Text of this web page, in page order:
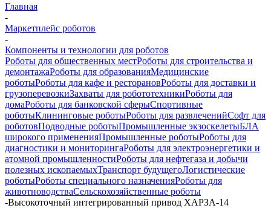
Главная
-
Маркетплейс роботов
-
Компоненты и технологии для роботов
Роботы для общественных местРоботы для строительства и
демонтажаРоботы для образованияМедицинские
роботыРоботы для кафе и ресторановРоботы для доставки и
грузоперевозкиЗахваты для робототехникиРоботы для
домаРоботы для банковской сферыСпортивные
роботыКлининговые роботыРоботы для развлеченийСофт для
роботовПодводные роботыПромышленные экзоскелетыБЛА
широкого примененияПромышленные роботыРоботы для
диагностики и мониторингаРоботы для электроэнергетики и
атомной промышленностиРоботы для нефтегаза и добычи
полезных ископаемыхТранспорт будущегоЛогистические
роботыРоботы специального назначенияРоботы для
животноводстваСельскохозяйственные роботы
-Высокоточный интегрированный привод ХАРЗА-14